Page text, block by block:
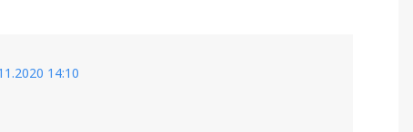
14:10